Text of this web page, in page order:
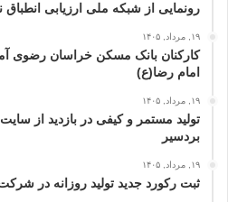
رونمایی از شبکه ملی ارزیابی
۱۹, مرداد, ۱۴۰۵
کارکنان بانک مسکن خراسان رضوی
امام رضا(ع)
۱۹, مرداد, ۱۴۰۵
تولید مستمر و کیفی در بازدید از سایت
بردسیر
۱۹, مرداد, ۱۴۰۵
ثبت رکورد جدید تولید روزانه در